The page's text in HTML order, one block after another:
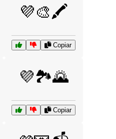
💜🎨🖍️
Copiar
💜🏞️🌄
Copiar